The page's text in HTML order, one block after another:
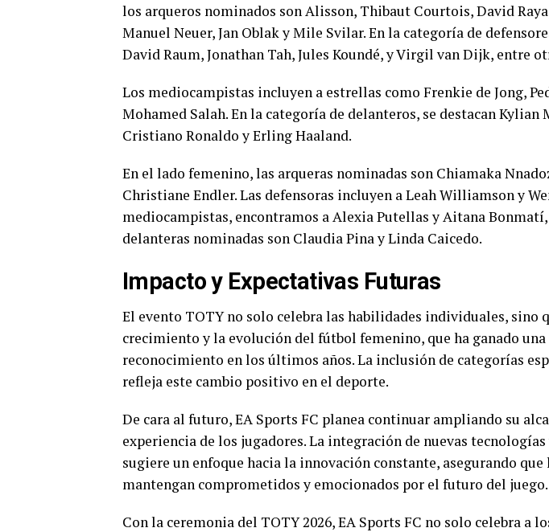
los arqueros nominados son Alisson, Thibaut Courtois, David
Manuel Neuer, Jan Oblak y Mile Svilar. En la categoría de
David Raum, Jonathan Tah, Jules Koundé, y Virgil van Dijk, entre
Los mediocampistas incluyen a estrellas como Frenkie de Jong,
Mohamed Salah. En la categoría de delanteros, se destacan Kylian
Cristiano Ronaldo y Erling Haaland.
En el lado femenino, las arqueras nominadas son Chiamaka
Christiane Endler. Las defensoras incluyen a Leah Williamson y
mediocampistas, encontramos a Alexia Putellas y Aitana
delanteras nominadas son Claudia Pina y Linda Caicedo.
Impacto y Expectativas Futuras
El evento TOTY no solo celebra las habilidades individuales, sino
crecimiento y la evolución del fútbol femenino, que ha ganado
reconocimiento en los últimos años. La inclusión de categorías
refleja este cambio positivo en el deporte.
De cara al futuro, EA Sports FC planea continuar ampliando su
experiencia de los jugadores. La integración de nuevas
sugiere un enfoque hacia la innovación constante, asegurando que
mantengan comprometidos y emocionados por el futuro del juego.
Con la ceremonia del TOTY 2026, EA Sports FC no solo celebra a